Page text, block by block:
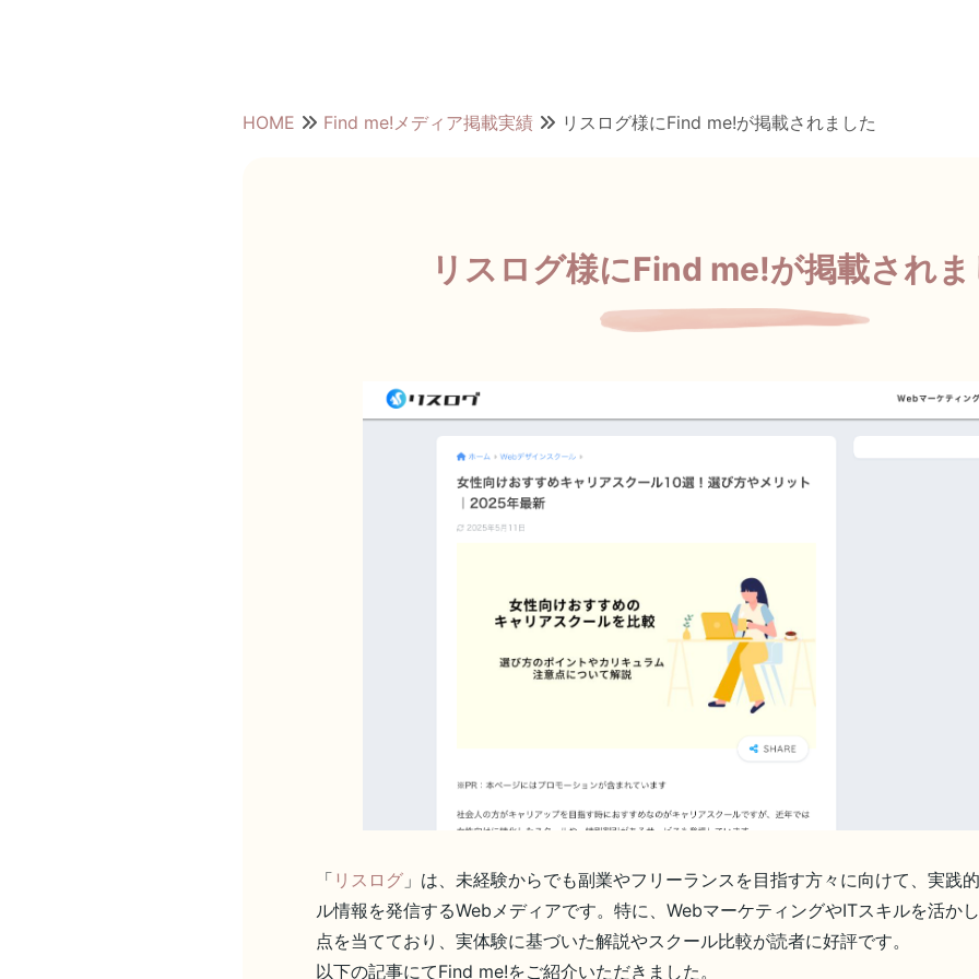
HOME Find me!メディア掲載実績 リスログ様にFind me!が掲載されました
リスログ様にFind me!が掲載され
「 リスログ 」は、未経験からでも副業やフリーランスを目指す方々に向けて、実践
ル情報を発信するWebメディアです。特に、WebマーケティングやITスキルを活か
点を当てており、実体験に基づいた解説やスクール比較が読者に好評です。
以下の記事にてFind me!をご紹介いただきました。